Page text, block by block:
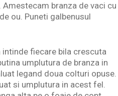
branza de vaci cu
ou. Puneti galbenusul
fiecare bila crescuta
umplutura de branza in
legand doua colturi opuse.
si umplutura in acest fel.